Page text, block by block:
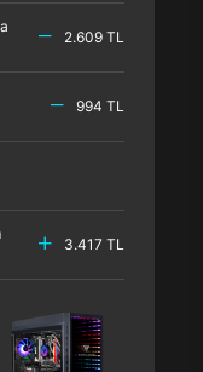
2.609 TL
994 TL
3.417 TL